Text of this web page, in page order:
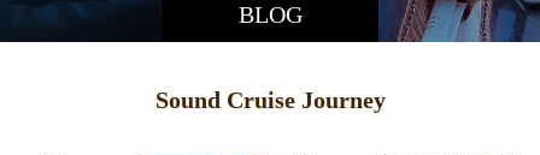
BLOG
Sound Cruise Journey